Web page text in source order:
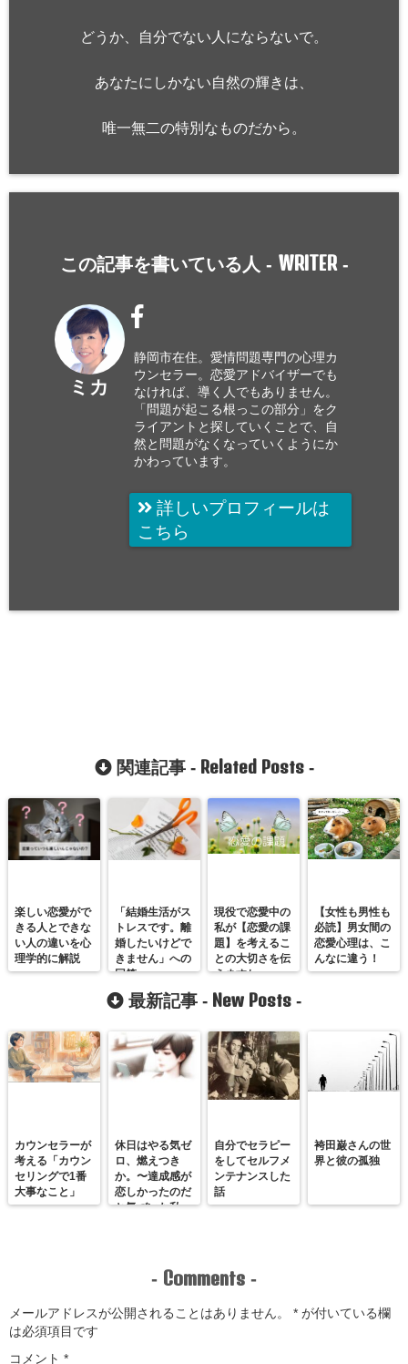
どうか、自分でない人にならないで。
あなたにしかない自然の輝きは、
唯一無二の特別なものだから。
この記事を書いている人 - WRITER-
ミカ
静岡市在住。愛情問題専門の心理カ
ウンセラー。恋愛アドバイザーでも
なければ、導く人でもありません。
「問題が起こる根っこの部分」をク
ライアントと探していくことで、自
然と問題がなくなっていくようにか
かわっています。
詳しいプロフィールは
こちら
関連記事 - Related Posts-
楽しい恋愛がで
きる人とできな
い人の違いを心
理学的に解説
「結婚生活がス
トレスです。離
婚したいけどで
きません」への
回答
現役で恋愛中の
私が【恋愛の課
題】を考えるこ
との大切さを伝
えますね
【女性も男性も
必読】男女間の
恋愛心理は、こ
んなに違う！
最新記事 - New Posts -
カウンセラーが
考える「カウン
セリングで1番
大事なこと」
休日はやる気ゼ
ロ、燃えつき
か。〜達成感が
恋しかったのだ
と気づいた私
自分でセラピー
をしてセルフメ
ンテナンスした
話
袴田巌さんの世
界と彼の孤独
- Comments -
メールアドレスが公開されることはありません。 * が付いている欄
は必須項目です
コメント *